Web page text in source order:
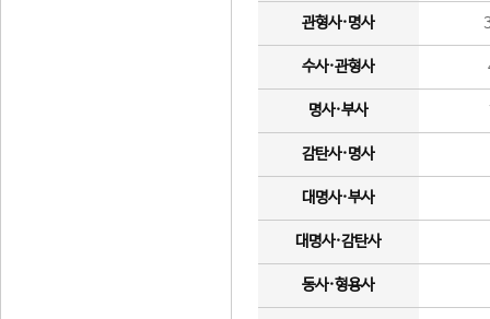
관형사·명사
수사·관형사
명사·부사
감탄사·명사
대명사·부사
대명사·감탄사
동사·형용사